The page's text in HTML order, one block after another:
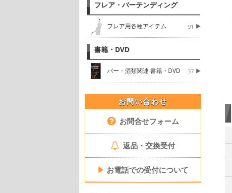
フレア・バーテンディング
フレア用各種アイテム 91
書籍・DVD
バー・酒類関連 書籍・DVD 37
お問い合わせ
お問合せフォーム
返品・交換受付
▶ お電話での受付について